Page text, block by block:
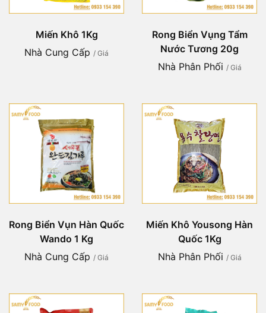
Miến Khô 1Kg
Nhà Cung Cấp / Giá
Rong Biển Vụng Tẩm
Nước Tương 20g
Nhà Phân Phối / Giá
Rong Biển Vụn Hàn Quốc
Wando 1 Kg
Nhà Cung Cấp / Giá
Miến Khô Yousong Hàn
Quốc 1Kg
Nhà Phân Phối / Giá